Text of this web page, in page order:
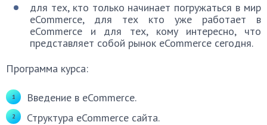
для тех, кто только начинает погружаться в мир
eCommerce, для тех кто уже работает в
eCommerce и для тех, кому интересно, что
представляет собой рынок eCommerce сегодня.
Программа курса:
Введение в eCommerce.
Структура eCommerce сайта.